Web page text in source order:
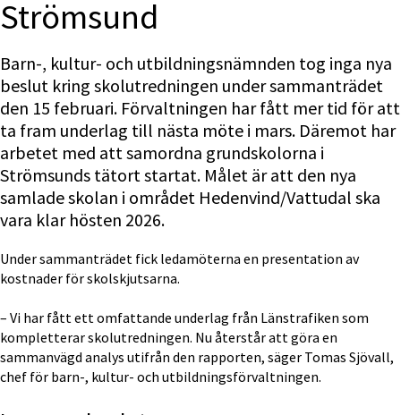
Strömsund
Barn-, kultur- och utbildningsnämnden tog inga nya
beslut kring skolutredningen under sammanträdet
den 15 februari. Förvaltningen har fått mer tid för att
ta fram underlag till nästa möte i mars. Däremot har
arbetet med att samordna grundskolorna i
Strömsunds tätort startat. Målet är att den nya
samlade skolan i området Hedenvind/Vattudal ska
vara klar hösten 2026.
Under sammanträdet fick ledamöterna en presentation av
kostnader för skolskjutsarna.
– Vi har fått ett omfattande underlag från Länstrafiken som
kompletterar skolutredningen. Nu återstår att göra en
sammanvägd analys utifrån den rapporten, säger Tomas Sjövall,
chef för barn-, kultur- och utbildningsförvaltningen.